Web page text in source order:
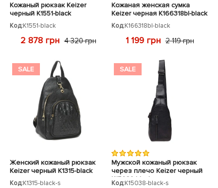
Кожаный рюкзак Keizer
черный K1551-black
Код:K1551-black
2 878 грн 4 320 грн
Кожаная женская сумка
Keizer черная K166318bl-black
Код:K166318bl-black
1 199 грн 2 119 грн
SALE
Женский кожаный рюкзак
Keizer черный K1315-black
Код:K1315-black-s
SALE
Мужской кожаный рюкзак
через плечо Keizer черный
K15038-black
Код:K15038-black-s